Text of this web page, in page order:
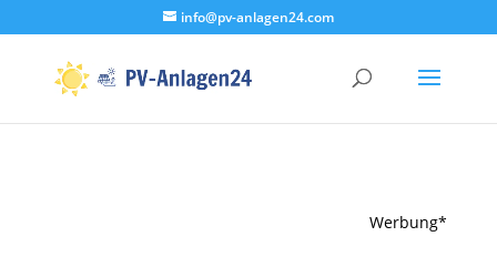
info@pv-anlagen24.com
Werbung*